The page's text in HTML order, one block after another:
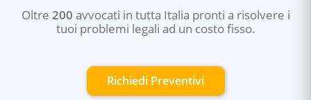
Oltre 200 avvocati in tutta Italia pronti a risolvere i
tuoi problemi legali ad un costo fisso.
Richiedi Preventivi